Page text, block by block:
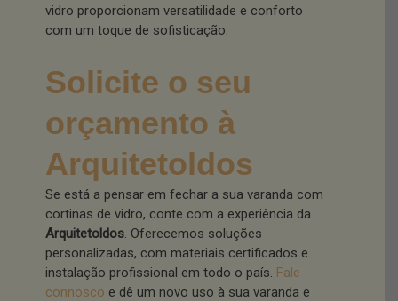
vidro proporcionam versatilidade e conforto
com um toque de sofisticação.
Solicite o seu
orçamento à
Arquitetoldos
Se está a pensar em fechar a sua varanda com
cortinas de vidro, conte com a experiência da
Arquitetoldos. Oferecemos soluções
personalizadas, com materiais certificados e
instalação profissional em todo o país. Fale
connosco e dê um novo uso à sua varanda e